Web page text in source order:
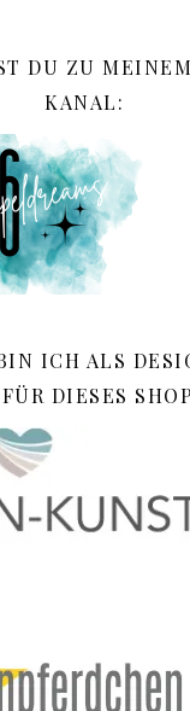
DU ZU
KANAL:
ICH ALS
DIESES